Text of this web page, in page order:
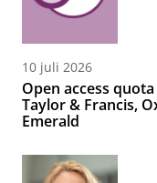
10 juli 2026
Open access
Taylor & Francis,
Emerald